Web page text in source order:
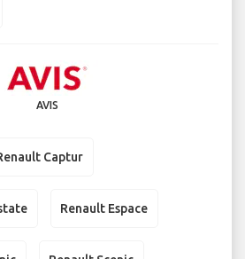
AVIS
Captur
Renault Espace